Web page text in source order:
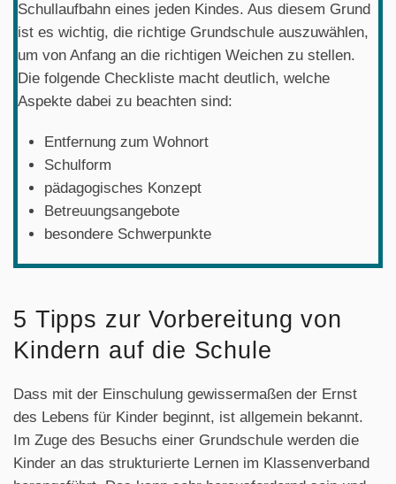
Schullaufbahn eines jeden Kindes. Aus diesem Grund
ist es wichtig, die richtige Grundschule auszuwählen,
um von Anfang an die richtigen Weichen zu stellen.
Die folgende Checkliste macht deutlich, welche
Aspekte dabei zu beachten sind:
Entfernung zum Wohnort
Schulform
pädagogisches Konzept
Betreuungsangebote
besondere Schwerpunkte
5 Tipps zur Vorbereitung von
Kindern auf die Schule
Dass mit der Einschulung gewissermaßen der Ernst
des Lebens für Kinder beginnt, ist allgemein bekannt.
Im Zuge des Besuchs einer Grundschule werden die
Kinder an das strukturierte Lernen im Klassenverband